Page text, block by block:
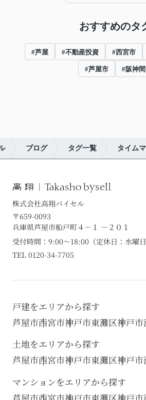
おすすめのタ
#芦屋 #不動産投資 #西宮市
#芦屋市 #阪神間
ブログ タグ一覧 タイム
株式会社高翔バイセル
〒659-0093
兵庫県芦屋市船戸町４－１ －２０１
受付時間：9:00～18:00（定休日：水曜日
TEL 0120-34-7705
戸建をエリアから探す
芦屋市西宮市神戸市東灘区神戸市
土地をエリアから探す
芦屋市西宮市神戸市東灘区神戸市
マンションをエリアから探す